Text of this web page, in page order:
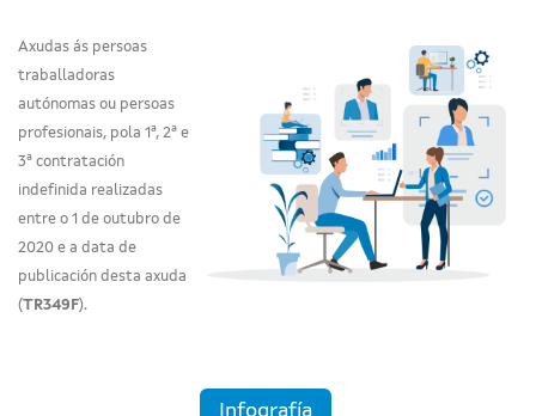
Axudas ás persoas
traballadoras
autónomas ou persoas
profesionais, pola 1ª, 2ª e
3ª contratación
indefinida realizadas
entre o 1 de outubro de
2020 e a data de
publicación desta axuda
(TR349F).
Infografía